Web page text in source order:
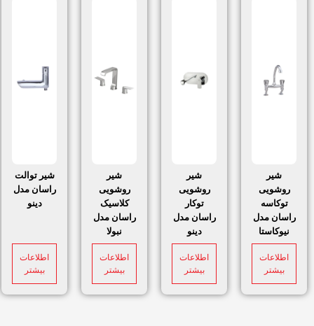
شیر
روشویی
توکاسه
راسان مدل
نیوکاستا
اطلاعات
بیشتر
شیر
روشویی
توکار
راسان مدل
دینو
اطلاعات
بیشتر
شیر
روشویی
کلاسیک
راسان مدل
نبولا
اطلاعات
بیشتر
شیر توالت
راسان مدل
دینو
اطلاعات
بیشتر